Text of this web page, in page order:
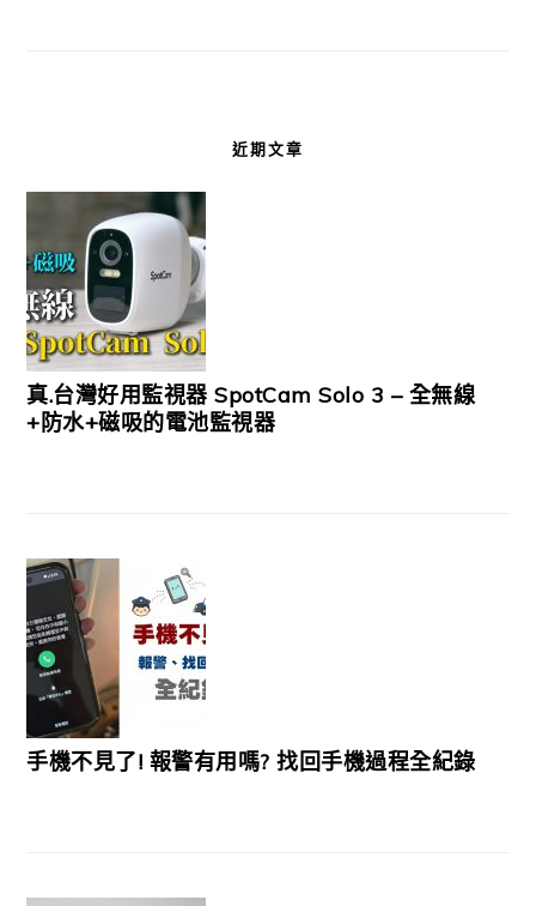
近期文章
真.台灣好用監視器 SpotCam Solo 3 – 全無線
+防水+磁吸的電池監視器
手機不見了! 報警有用嗎? 找回手機過程全紀錄